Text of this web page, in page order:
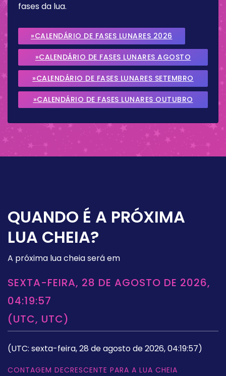
fases da lua.
»CALENDÁRIO DE FASES LUNARES 2026
»CALENDÁRIO DE FASES LUNARES AGOSTO
2026
»CALENDÁRIO DE FASES LUNARES SETEMBRO
2026
»CALENDÁRIO DE FASES LUNARES OUTUBRO
QUANDO É A PRÓXIMA
LUA CHEIA?
A próxima lua cheia será em
SEXTA-FEIRA, 28 DE AGOSTO DE 2026,
04:19:57
(UTC, UTC)
(UTC: sexta-feira, 28 de agosto de 2026, 04:19:57)
CONTAGEM DECRESCENTE PARA A LUA CHEIA